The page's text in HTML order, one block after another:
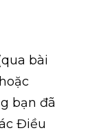
bài
bạn đã
Điều